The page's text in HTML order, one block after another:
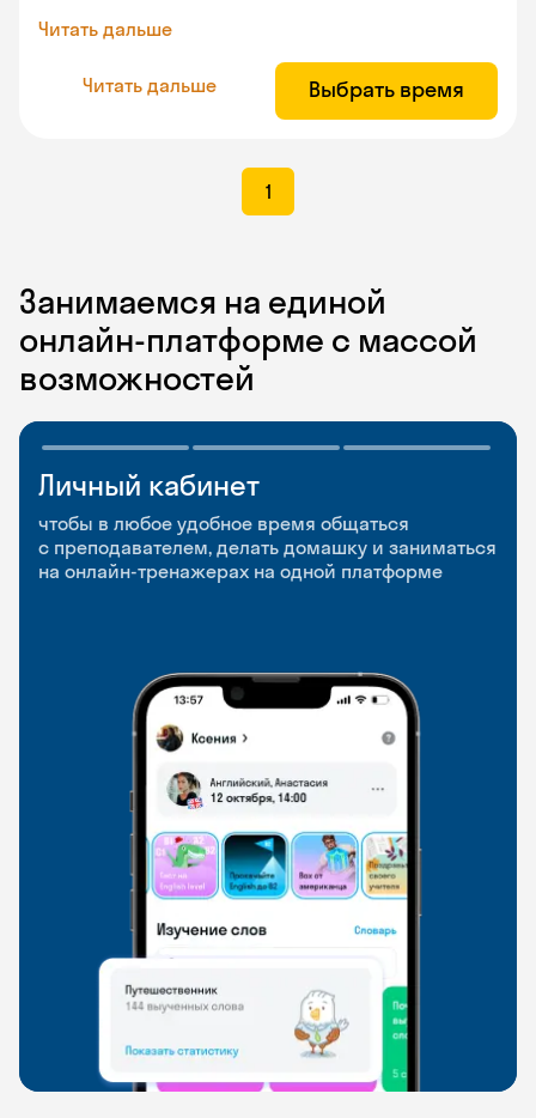
Читать дальше
Читать дальше Выбрать время
1
Занимаемся на единой
онлайн-платформе с массой
возможностей
Личный кабинет
чтобы в любое удобное время общаться
с преподавателем, делать домашку и заниматься
на онлайн-тренажерах на одной платформе
Мобильное
приложение
чтобы заниматься и изучать новые слова где
и когда удобно
Разговорные клубы
и Talks
Групповые занятия для разговорной практики
и индивидуальные встречи с преподавателями